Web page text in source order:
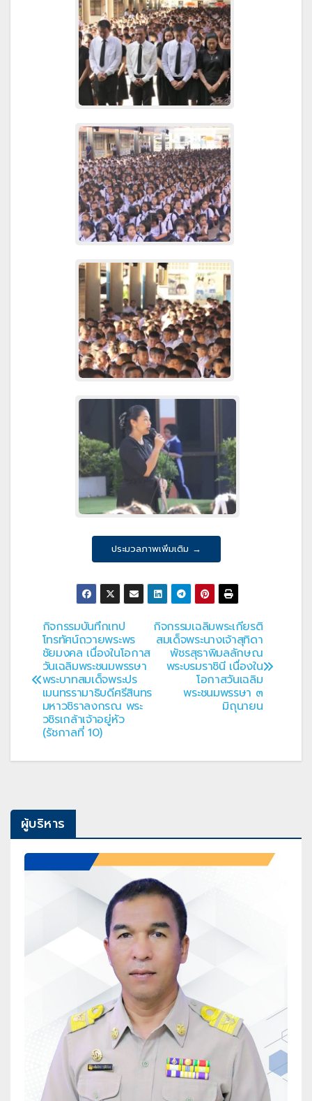
ประมวลภาพเพิ่มเติม →
แนะแนว
เรื่อง
กิจกรรมเฉลิมพระเกียรติ
สมเด็จพระนางเจ้าสุทิดา
พัชรสุธาพิมลลักษณ
พระบรมราชินี เนื่องใน
โอกาสวันเฉลิม
พระชนมพรรษา ๓
มิถุนายน
กิจกรรมบันทึกเทป
โทรทัศน์ถวายพระพร
ชัยมงคล เนื่องในโอกาส
วันเฉลิมพระชนมพรรษา
พระบาทสมเด็จพระปร
เมนทรรามาธิบดีศรีสินทร
มหาวชิราลงกรณ พระ
วชิรเกล้าเจ้าอยู่หัว
(รัชกาลที่ 10)
ผู้บริหาร